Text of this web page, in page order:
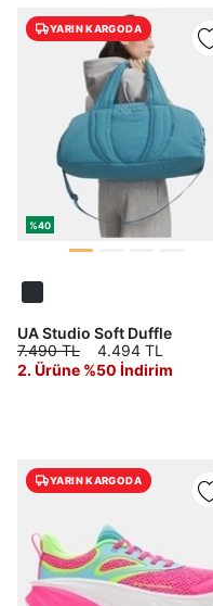
%40
YARIN KARGODA
UA Studio Soft Duffle
7.490 TL
4.494 TL
2. Ürüne %50 İndirim
YARIN KARGODA